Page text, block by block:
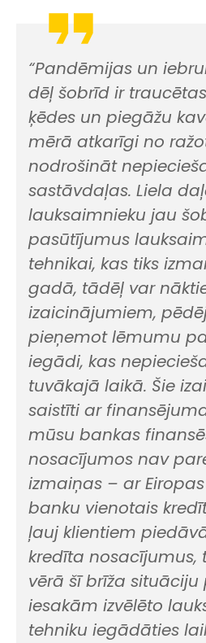
“Pandēmijas un
dēļ šobrīd ir
ķēdes un piegāžu
mērā atkarīgi no
nodrošināt
sastāvdaļas. Liela
lauksaimnieku jau
pasūtījumus
tehnikai, kas tiks
gadā, tādēļ var
izaicinājumiem,
pieņemot lēmumu
iegādi, kas
tuvākajā laikā. Šie
saistīti ar
mūsu bankas
nosacījumos nav
izmaiņas – ar
banku vienotais
ļauj klientiem
kredīta nosacījumus,
vērā šī brīža situāciju
iesakām izvēlēto
tehniku iegādāties